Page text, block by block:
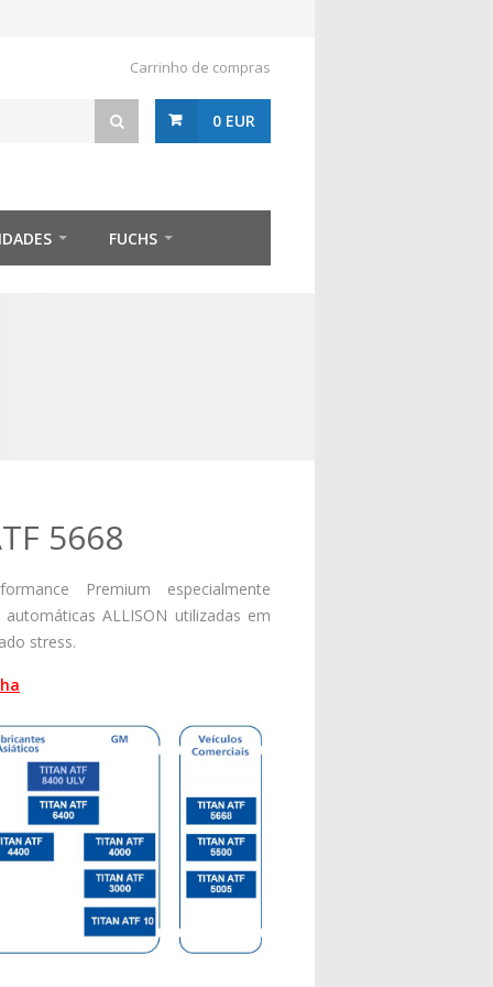
Carrinho de compras
0 EUR
FUCHS
5668
Premium especialmente
ALLISON utilizadas em
stress.